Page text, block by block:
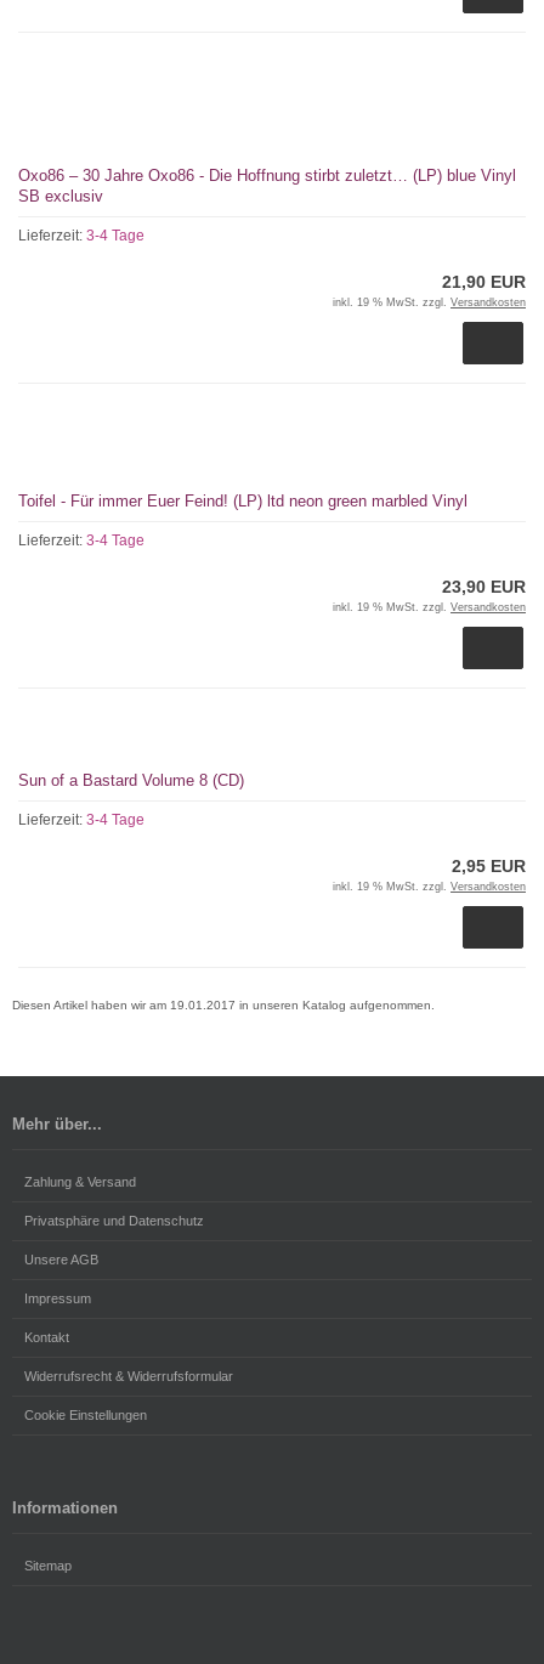
Oxo86 – 30 Jahre Oxo86 - Die Hoffnung stirbt zuletzt… (LP) blue Vinyl
SB exclusiv
Lieferzeit: 3-4 Tage
21,90 EUR
inkl. 19 % MwSt. zzgl. Versandkosten
Toifel - Für immer Euer Feind! (LP) ltd neon green marbled Vinyl
Lieferzeit: 3-4 Tage
23,90 EUR
inkl. 19 % MwSt. zzgl. Versandkosten
Sun of a Bastard Volume 8 (CD)
Lieferzeit: 3-4 Tage
2,95 EUR
inkl. 19 % MwSt. zzgl. Versandkosten
Diesen Artikel haben wir am 19.01.2017 in unseren Katalog aufgenommen.
Mehr über...
Zahlung & Versand
Privatsphäre und Datenschutz
Unsere AGB
Impressum
Kontakt
Widerrufsrecht & Widerrufsformular
Cookie Einstellungen
Informationen
Sitemap